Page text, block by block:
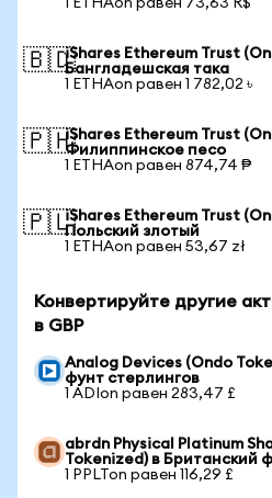
1 ETHAon равен 73,63 R$
🇧🇩iShares Ethereum Trust
Бангладешская така
1 ETHAon равен 1 782,02 ৳
🇵🇭iShares Ethereum Trust
Филиппинское песо
1 ETHAon равен 874,74 ₱
🇵🇱iShares Ethereum Trust
Польский злотый
1 ETHAon равен 53,67 zł
Конвертируйте другие
в GBP
Analog Devices (Ondo
фунт стерлингов
1 ADIon равен 283,47 £
abrdn Physical Platinum
Tokenized) в Британский
1 PPLTon равен 116,29 £